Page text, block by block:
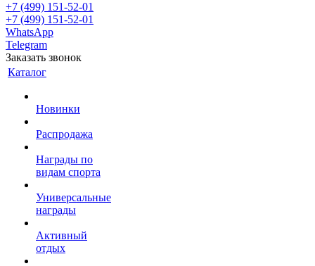
+7 (499) 151-52-01
+7 (499) 151-52-01
WhatsApp
Telegram
Заказать звонок
Каталог
Новинки
Распродажа
Награды по
видам спорта
Универсальные
награды
Активный
отдых